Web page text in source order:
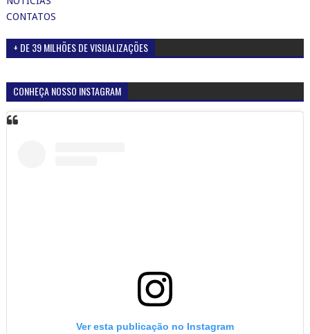
CONTATOS
+ DE 39 MILHÕES DE VISUALIZAÇÕES
CONHEÇA NOSSO INSTAGRAM
Ver esta publicação no Instagram